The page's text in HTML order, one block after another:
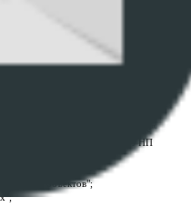
предприятие по оказанию
защищены авторским
услуг "БелЮрОбеспечение"
1Б, e-mail:
, УНП
Беларусь:
объектов";